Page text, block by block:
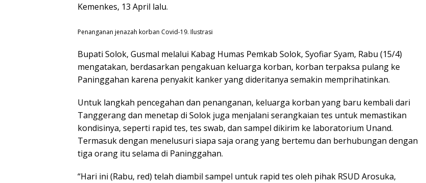
Kemenkes, 13 April lalu.
Penanganan jenazah korban Covid-19. Ilustrasi
Bupati Solok, Gusmal melalui Kabag Humas Pemkab Solok, Syofiar Syam, Rabu (15/4)
mengatakan, berdasarkan pengakuan keluarga korban, korban terpaksa pulang ke
Paninggahan karena penyakit kanker yang dideritanya semakin memprihatinkan.
Untuk langkah pencegahan dan penanganan, keluarga korban yang baru kembali dari
Tanggerang dan menetap di Solok juga menjalani serangkaian tes untuk memastikan
kondisinya, seperti rapid tes, tes swab, dan sampel dikirim ke laboratorium Unand.
Termasuk dengan menelusuri siapa saja orang yang bertemu dan berhubungan dengan
tiga orang itu selama di Paninggahan.
“Hari ini (Rabu, red) telah diambil sampel untuk rapid tes oleh pihak RSUD Arosuka,